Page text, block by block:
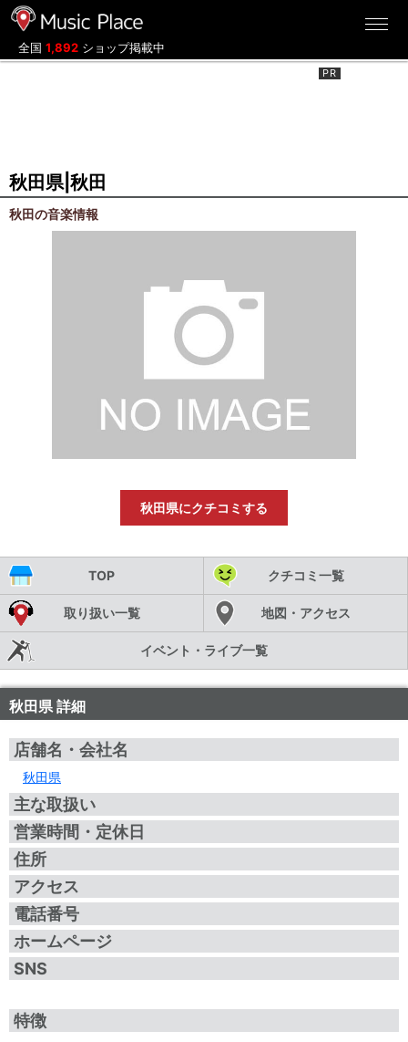
全国 1,892 ショップ掲載中
秋田県|秋田
秋田の音楽情報
秋田県にクチコミする
TOP クチコミ一覧
取り扱い一覧 地図・アクセス
イベント・ライブ一覧
秋田県 詳細
店舗名・会社名
秋田県
主な取扱い
営業時間・定休日
住所
アクセス
電話番号
ホームページ
SNS
特徴